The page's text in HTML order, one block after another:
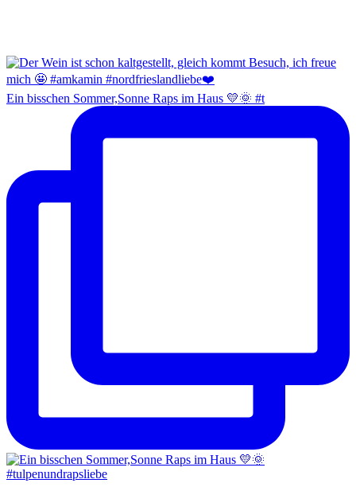
Ein bisschen Sommer,Sonne Raps im Haus 💛🌞 #t